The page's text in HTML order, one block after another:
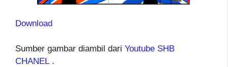
Download
Sumber gambar diambil dari Youtube SHB
CHANEL .